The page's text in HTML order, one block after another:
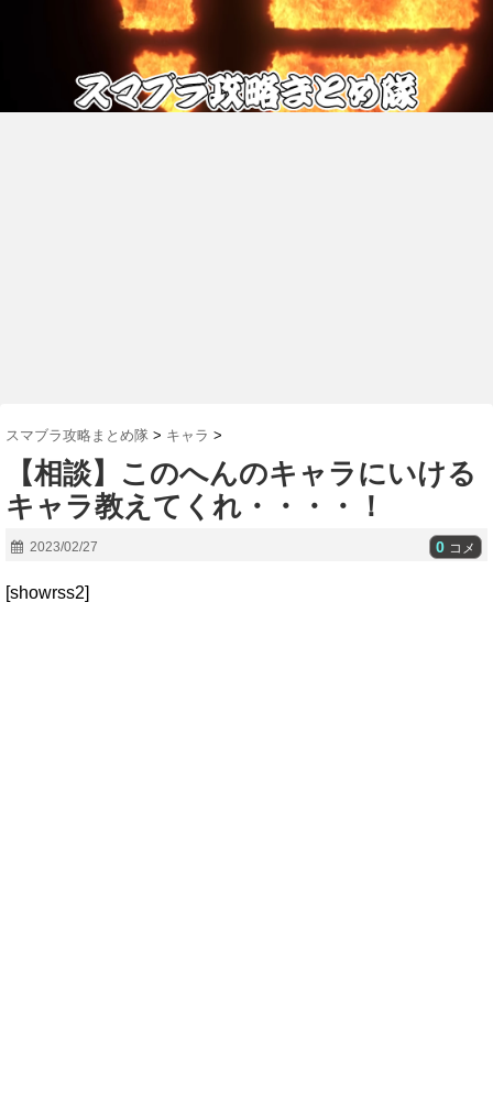
スマブラ攻略まとめ隊 > キャラ >
【相談】このへんのキャラにいける
キャラ教えてくれ・・・・！
2023/02/27 0 コメ
[showrss2]